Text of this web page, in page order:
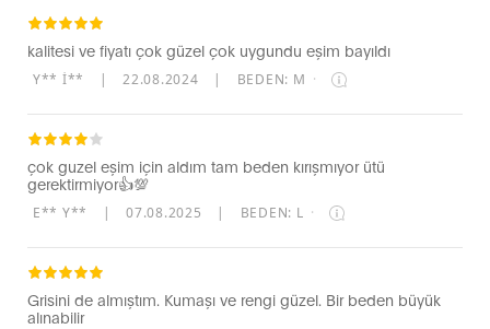
kalitesi ve fiyatı çok güzel çok uygundu eşim bayıldı
Y** I** | 22.08.2024 | BEDEN: M ·
çok guzel eşim için aldım tam beden kırışmıyor ütü
gerektirmiyor👍💯
E** Y** | 07.08.2025 | BEDEN: L ·
Grisini de almıştım. Kumaşı ve rengi güzel. Bir beden büyük
alınabilir